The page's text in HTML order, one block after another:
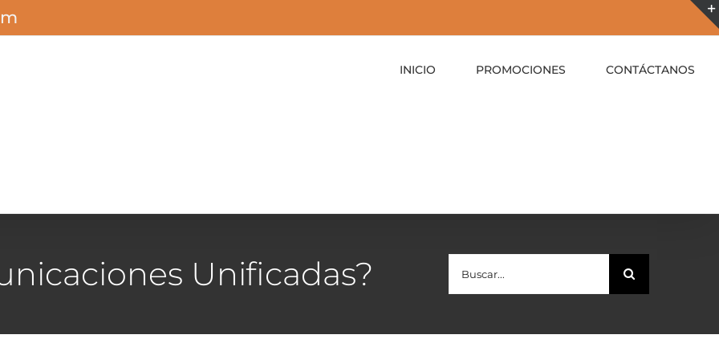
INICIO PROMOCIONES CONTÁCTANOS
Unificadas?